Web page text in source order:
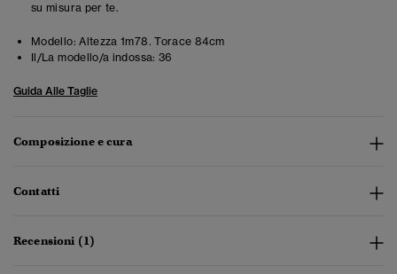
su misura per te.
Modello: Altezza 1m78. Torace 84cm
Il/La modello/a indossa: 36
Guida Alle Taglie
Composizione e cura
Contatti
Recensioni (1)